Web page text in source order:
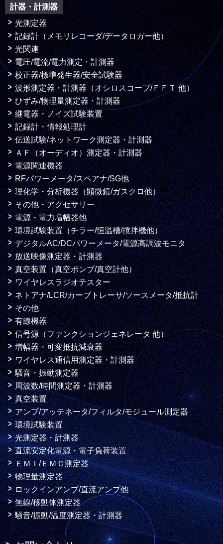
計器・計測器
光測定器
記録計（メモリレコーダ/データロガー他）
光関連
電圧/電流/電力測定・計測器
校正器/標準発生器/安全試験器
波形測定器・計測器（オシロスコープ/ＦＦＴ 他）
ひずみ/物理量測定器・計測器
継電器・ノイズ試験装置
記録計・情報処理計
伝送試験/ネットワーク測定器・計測器
ＡＦ（オーディオ）測定器・計測器
電源関連機器
RFパワーメータ/スペアナ/SG他
理化学・分析機器（顕微鏡/ガスクロ他）
その他・アクセサリー
電源・電力増幅器他
環境試験装置（チラー/恒温槽/撹拌機他）
デジタルAC/DCパワーメータ/電源高調波モニタ
放送映像測定器・計測器
真空装置（真空ポンプ/真空計他）
ワイヤレスラジオテスター
ネトアナ/LCR/カーブトレーサ/ソースメータ/抵抗計
その他
有線機器
信号源（ファンクションジェネレータ 他）
増幅器・可変抵抗減衰器
ワイヤレス通信用測定器・計測器
騒音・振動測定器
周波数/時間測定器・計測器
真空装置
アンプ/アッテネータ/フィルタ/モジュール測定器
環境試験装置
光測定器・計測器
直流安定化電源・電子負荷装置
ＥＭＩ/ＥＭＣ測定器
物理量測定器
ロックインアンプ/直流アンプ他
無線/移動体測定器
騒音/振動/温度測定器・計測器